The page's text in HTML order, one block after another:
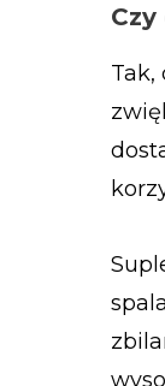
Tak,